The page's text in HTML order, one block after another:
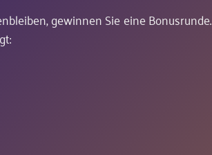
gewinnen Sie eine Bonusrunde.